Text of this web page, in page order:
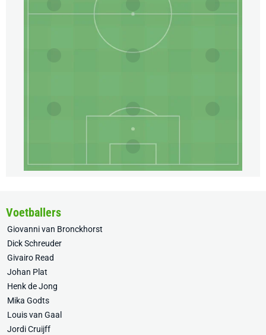
Voetballers
Giovanni van Bronckhorst
Dick Schreuder
Givairo Read
Johan Plat
Henk de Jong
Mika Godts
Louis van Gaal
Jordi Cruijff